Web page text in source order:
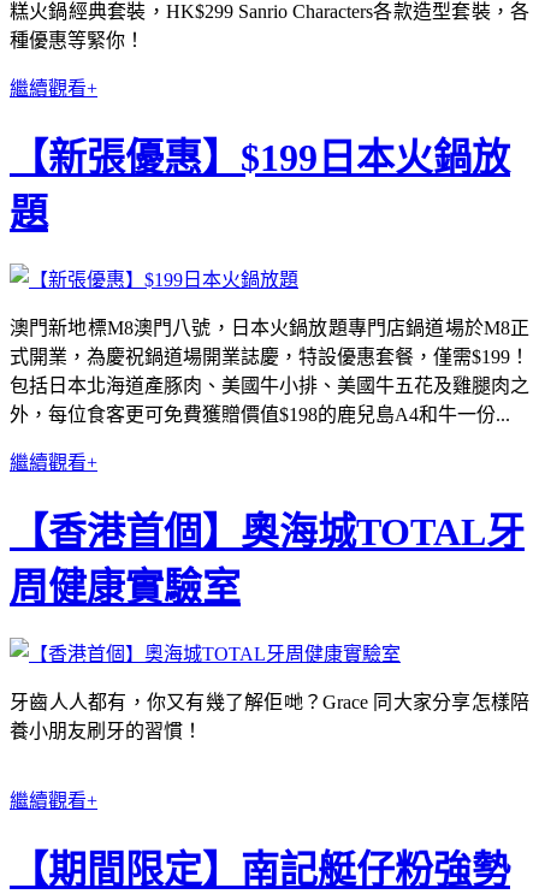
糕火鍋經典套裝，HK$299 Sanrio Characters各款造型套裝，各
種優惠等緊你！
繼續觀看+
【新張優惠】$199日本火鍋放
題
澳門新地標M8澳門八號，日本火鍋放題專門店鍋道場於M8正
式開業，為慶祝鍋道場開業誌慶，特設優惠套餐，僅需$199！
包括日本北海道產豚肉、美國牛小排、美國牛五花及雞腿肉之
外，每位食客更可免費獲贈價值$198的鹿兒島A4和牛一份...
繼續觀看+
【香港首個】奧海城TOTAL牙
周健康實驗室
牙齒人人都有，你又有幾了解佢哋？Grace 同大家分享怎樣陪
養小朋友刷牙的習慣！
繼續觀看+
【期間限定】南記艇仔粉強勢